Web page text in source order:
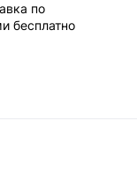
по
бесплатно